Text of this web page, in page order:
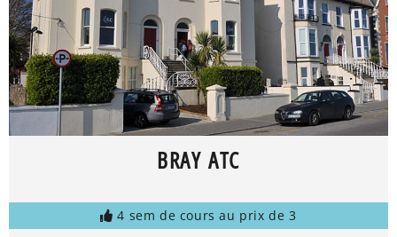
BRAY ATC
4 sem de cours au prix de 3